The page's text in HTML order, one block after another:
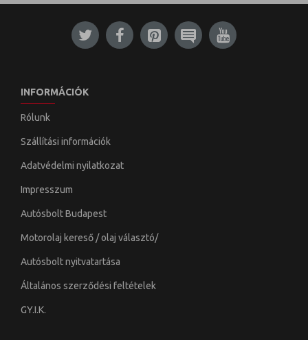
INFORMÁCIÓK
Rólunk
Szállítási információk
Adatvédelmi nyilatkozat
Impresszum
Autósbolt Budapest
Motorolaj kereső / olaj választó/
Autósbolt nyitvatartása
Általános szerződési feltételek
GY.I.K.